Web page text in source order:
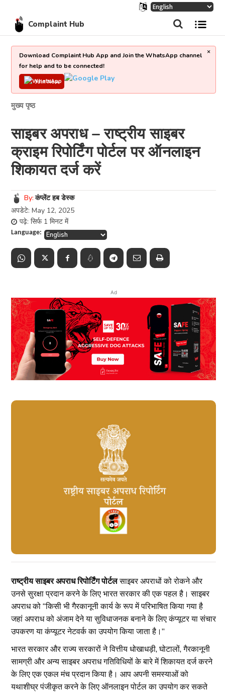
Complaint Hub
Download Complaint Hub App and Join the WhatsApp channel
for help and to be connected!
Join Now
×
मुख्य पृष्ठ
साइबर अपराध – राष्ट्रीय साइबर
क्राइम रिपोर्टिंग पोर्टल पर ऑनलाइन
शिकायत दर्ज करें
By: कंप्लेंट हब डेस्क
अपडेटे: May 12, 2025
पढ़े: सिर्फ 1 मिनट में
Language:
Ad
राष्ट्रीय साइबर अपराध रिपोर्टिंग पोर्टलसाइबर अपराधों को रोकने और
उनसे सुरक्षा प्रदान करने के लिए भारत सरकार की एक पहल है। साइबर
अपराध को “किसी भी गैरकानूनी कार्य के रूप में परिभाषित किया गया है
जहां अपराध को अंजाम देने या सुविधाजनक बनाने के लिए कंप्यूटर या संचार
उपकरण या कंप्यूटर नेटवर्क का उपयोग किया जाता है।”
भारत सरकार और राज्य सरकारों ने वित्तीय धोखाधड़ी, घोटालों, गैरकानूनी
सामग्री और अन्य साइबर अपराध गतिविधियों के बारे में शिकायत दर्ज करने
के लिए एक एकल मंच प्रदान किया है। आप अपनी समस्याओं को
यथाशीघ्र पंजीकृत करने के लिए ऑनलाइन पोर्टल का उपयोग कर सकते